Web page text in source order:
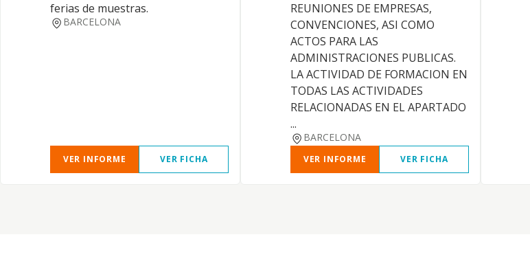
ferias de muestras.
BARCELONA
VER INFORME VER FICHA
REUNIONES DE EMPRESAS,
CONVENCIONES, ASI COMO
ACTOS PARA LAS
ADMINISTRACIONES PUBLICAS.
LA ACTIVIDAD DE FORMACION EN
TODAS LAS ACTIVIDADES
RELACIONADAS EN EL APARTADO
...
BARCELONA
VER INFORME VER FICHA